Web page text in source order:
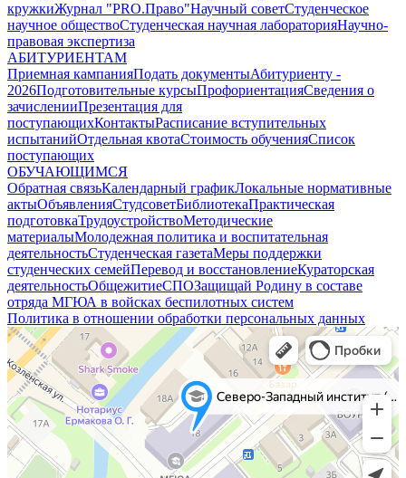
кружкиЖурнал "PRO.Право"Научный советСтуденческое
научное обществоСтуденческая научная лабораторияНаучно-
правовая экспертиза
АБИТУРИЕНТАМ
Приемная кампанияПодать документыАбитуриенту -
2026Подготовительные курсыПрофориентацияСведения о
зачисленииПрезентация для
поступающихКонтактыРасписание вступительных
испытанийОтдельная квотаСтоимость обученияCписок
поступающих
ОБУЧАЮЩИМСЯ
Обратная связьКалендарный графикЛокальные нормативные
актыОбъявленияСтудсоветБиблиотекаПрактическая
подготовкаТрудоустройствоМетодические
материалыМолодежная политика и воспитательная
деятельностьСтуденческая газетаМеры поддержки
студенческих семейПеревод и восстановлениеКураторская
деятельностьОбщежитиеСПОЗащищай Родину в составе
отряда МГЮА в войсках беспилотных систем
Политика в отношении обработки персональных данных